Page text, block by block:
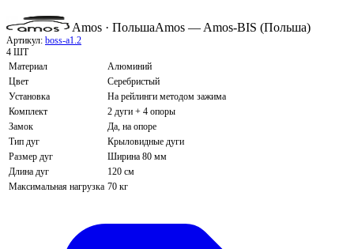
Amos · ПольшаAmos — Amos-BIS (Польша)
Артикул: boss-a1.2
4 ШТ
Материал
Алюминий
Цвет
Серебристый
Установка
На рейлинги методом зажима
Комплект
2 дуги + 4 опоры
Замок
Да, на опоре
Тип дуг
Крыловидные дуги
Размер дуг
Ширина 80 мм
Длина дуг
120 см
Максимальная нагрузка 70 кг